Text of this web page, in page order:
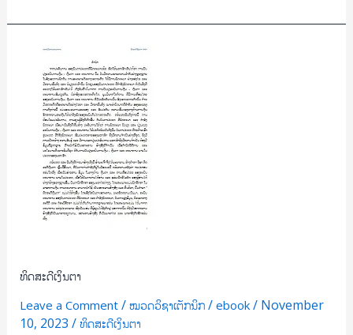
ທິດສະດີເງິນຕາ
Leave a Comment / ໝວດວິຊາເຕັກນິກ/ ebook / November
10, 2023 / ທິດສະດີເງິນຕາ
ທິດສະດີ
ເງິນຕາ